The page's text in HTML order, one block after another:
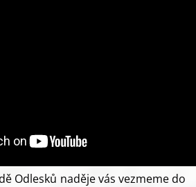
Odlesků naděje vás vezmeme do